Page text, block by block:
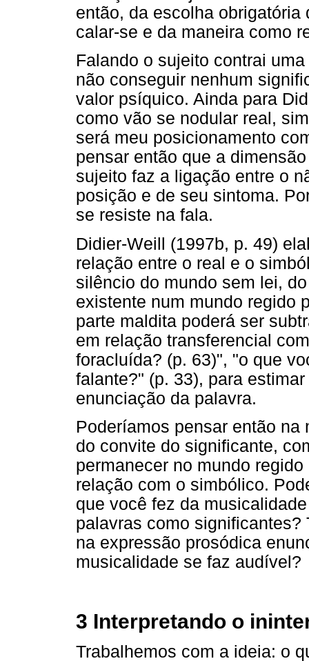
então, da escolha
calar-se e da maneira como
Falando o sujeito contrai
não conseguir nenhum
valor psíquico. Ainda para
como vão se nodular real,
será meu posicionamento
pensar então que a
sujeito faz a ligação entre o
posição e de seu sintoma.
se resiste na fala.
Didier-Weill (1997b, p. 49)
relação entre o real e o
silêncio do mundo sem lei,
existente num mundo regido
parte maldita poderá ser
em relação transferencial
foracluída? (p. 63)", "o que
falante?" (p. 33), para
enunciação da palavra.
Poderíamos pensar então
do convite do significante,
permanecer no mundo
relação com o simbólico.
que você fez da
palavras como significantes?
na expressão prosódica
musicalidade se faz audível?
3 Interpretando o
Trabalhemos com a ideia: o